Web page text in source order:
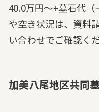
40.0万円～+墓石代
や空き状況は、資料
い合わせでご確認くだ
加美八尾地区共同